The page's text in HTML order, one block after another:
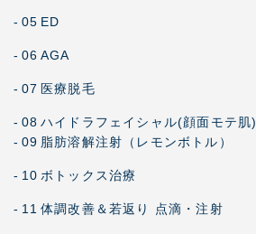
- 05 ED
- 06 AGA
- 07 医療脱毛
- 08 ハイドラフェイシャル(顔面モテ肌)
- 09 脂肪溶解注射（レモンボトル）
- 10 ボトックス治療
- 11 体調改善＆若返り 点滴・注射